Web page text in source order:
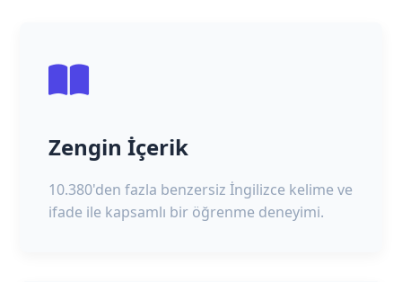
Zengin İçerik
10.380'den fazla benzersiz İngilizce kelime ve
ifade ile kapsamlı bir öğrenme deneyimi.